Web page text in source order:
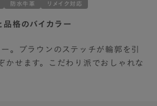
防水牛革 リメイク対応
品格のバイカラー
。ブラウンのステッチが輪郭を引
かせます。こだわり派でおしゃれな